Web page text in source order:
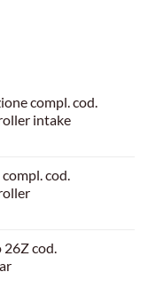
compl. cod.
intake
cod.
cod.